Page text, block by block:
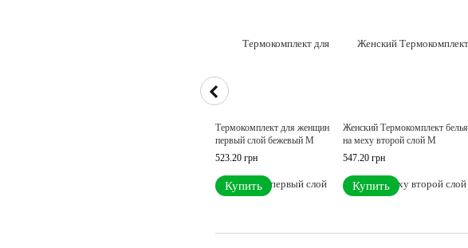
Термокомплект для женщин
первый слой бежевый M
523.20 грн
Купить
Женский Термокомплект белья
на меху второй слой М
547.20 грн
Купить